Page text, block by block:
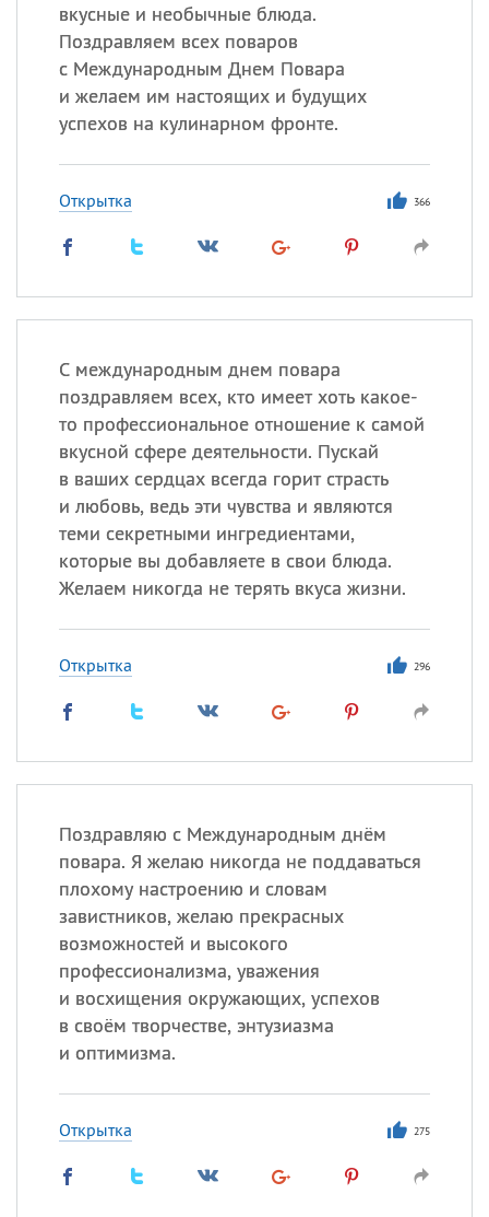
вкусные и необычные блюда.
Поздравляем всех поваров
с Международным Днем Повара
и желаем им настоящих и будущих
успехов на кулинарном фронте.
Открытка 366
С международным днем повара
поздравляем всех, кто имеет хоть какое-
то профессиональное отношение к самой
вкусной сфере деятельности. Пускай
в ваших сердцах всегда горит страсть
и любовь, ведь эти чувства и являются
теми секретными ингредиентами,
которые вы добавляете в свои блюда.
Желаем никогда не терять вкуса жизни.
Открытка 296
Поздравляю с Международным днём
повара. Я желаю никогда не поддаваться
плохому настроению и словам
завистников, желаю прекрасных
возможностей и высокого
профессионализма, уважения
и восхищения окружающих, успехов
в своём творчестве, энтузиазма
и оптимизма.
Открытка 275